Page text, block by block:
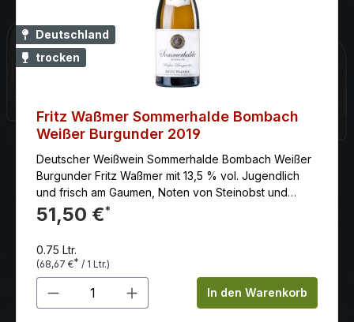
Deutschland
trocken
Fritz Waßmer Sommerhalde Bombach
Weißer Burgunder 2019
Deutscher Weißwein Sommerhalde Bombach Weißer
Burgunder Fritz Waßmer mit 13,5 % vol. Jugendlich
und frisch am Gaumen, Noten von Steinobst und
Limette, mit einer feinen Salzigkeit.
51,50 €*
0.75 Ltr.
(68,67 €* / 1 Ltr.)
Produkt Anzahl: Gib denIn den Warenkorb